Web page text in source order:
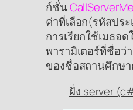
ก์ชั่น
ค่าที่เลือก(รหัสปร
การเรียกใช้เมธอ
พารามิเตอร์ที่ชื่อว่า
ของชื่อสถานศึกษา
ฝั่ง server